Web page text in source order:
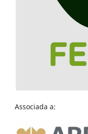
Associada a: